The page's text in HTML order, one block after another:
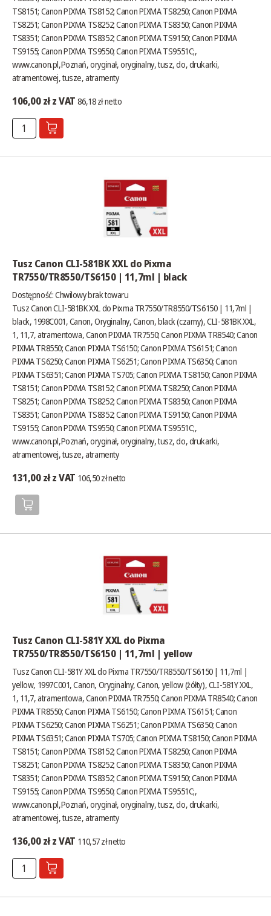
TS8151; Canon PIXMA TS8152; Canon PIXMA TS8250; Canon PIXMA
TS8251; Canon PIXMA TS8252; Canon PIXMA TS8350; Canon PIXMA
TS8351; Canon PIXMA TS8352; Canon PIXMA TS9150; Canon PIXMA
TS9155; Canon PIXMA TS9550; Canon PIXMA TS9551C;,
www.canon.pl,Poznań, oryginał, oryginalny, tusz, do, drukarki,
atramentowej, tusze, atramenty
106,00 zł z VAT 86,18 zł netto
Tusz Canon CLI-581BK XXL do Pixma
TR7550/TR8550/TS6150 | 11,7ml | black
Dostępność:Chwilowy brak towaru
Tusz Canon CLI-581BK XXL do Pixma TR7550/TR8550/TS6150 | 11,7ml |
black, 1998C001, Canon, Oryginalny, Canon, black (czarny), CLI-581BK XXL,
1, 11,7, atramentowa, Canon PIXMA TR7550; Canon PIXMA TR8540; Canon
PIXMA TR8550; Canon PIXMA TS6150; Canon PIXMA TS6151; Canon
PIXMA TS6250; Canon PIXMA TS6251; Canon PIXMA TS6350; Canon
PIXMA TS6351; Canon PIXMA TS705; Canon PIXMA TS8150; Canon PIXMA
TS8151; Canon PIXMA TS8152; Canon PIXMA TS8250; Canon PIXMA
TS8251; Canon PIXMA TS8252; Canon PIXMA TS8350; Canon PIXMA
TS8351; Canon PIXMA TS8352; Canon PIXMA TS9150; Canon PIXMA
TS9155; Canon PIXMA TS9550; Canon PIXMA TS9551C;,
www.canon.pl,Poznań, oryginał, oryginalny, tusz, do, drukarki,
atramentowej, tusze, atramenty
131,00 zł z VAT 106,50 zł netto
Tusz Canon CLI-581Y XXL do Pixma
TR7550/TR8550/TS6150 | 11,7ml | yellow
Tusz Canon CLI-581Y XXL do Pixma TR7550/TR8550/TS6150 | 11,7ml |
yellow, 1997C001, Canon, Oryginalny, Canon, yellow (żółty), CLI-581Y XXL,
1, 11,7, atramentowa, Canon PIXMA TR7550; Canon PIXMA TR8540; Canon
PIXMA TR8550; Canon PIXMA TS6150; Canon PIXMA TS6151; Canon
PIXMA TS6250; Canon PIXMA TS6251; Canon PIXMA TS6350; Canon
PIXMA TS6351; Canon PIXMA TS705; Canon PIXMA TS8150; Canon PIXMA
TS8151; Canon PIXMA TS8152; Canon PIXMA TS8250; Canon PIXMA
TS8251; Canon PIXMA TS8252; Canon PIXMA TS8350; Canon PIXMA
TS8351; Canon PIXMA TS8352; Canon PIXMA TS9150; Canon PIXMA
TS9155; Canon PIXMA TS9550; Canon PIXMA TS9551C;,
www.canon.pl,Poznań, oryginał, oryginalny, tusz, do, drukarki,
atramentowej, tusze, atramenty
136,00 zł z VAT 110,57 zł netto